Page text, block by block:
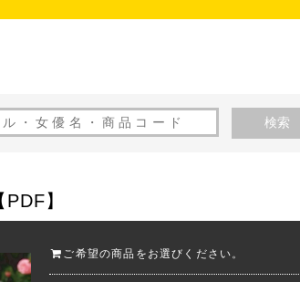
検索
】
ご希望の商品をお選びください。